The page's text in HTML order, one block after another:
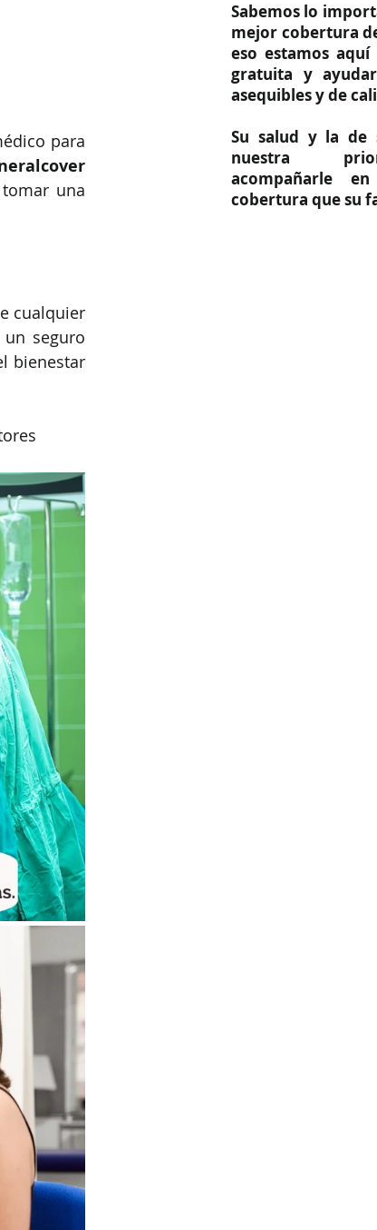
para
una
cualquier
seguro
bienestar
Sabemos lo
mejor cobertura
eso estamos
gratuita y
asequibles y de
Su salud y la de
nuestra
acompañarle
cobertura que su